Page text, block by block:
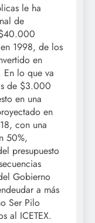
le ha
de
1998, de los
en
En lo que va
de $3.000
en una
en
con una
50%,
presupuesto
Gobierno
a más
Ser Pilo
al ICETEX.